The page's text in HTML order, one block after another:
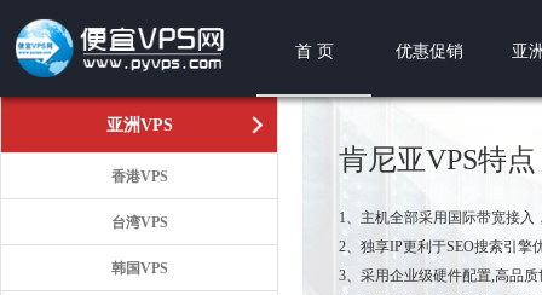
首 页 优惠促销 亚
亚洲VPS
香港VPS
台湾VPS
韩国VPS
肯尼亚VPS特
1、主机全部采用国际带宽接
2、独享IP更利于SEO搜索引擎
3、采用企业级硬件配置,高品